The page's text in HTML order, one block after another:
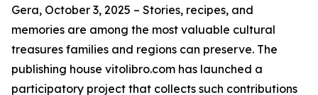
Gera, October 3, 2025 – Stories, recipes, and
memories are among the most valuable cultural
treasures families and regions can preserve. The
publishing house vitolibro.com has launched a
participatory project that collects such contributions